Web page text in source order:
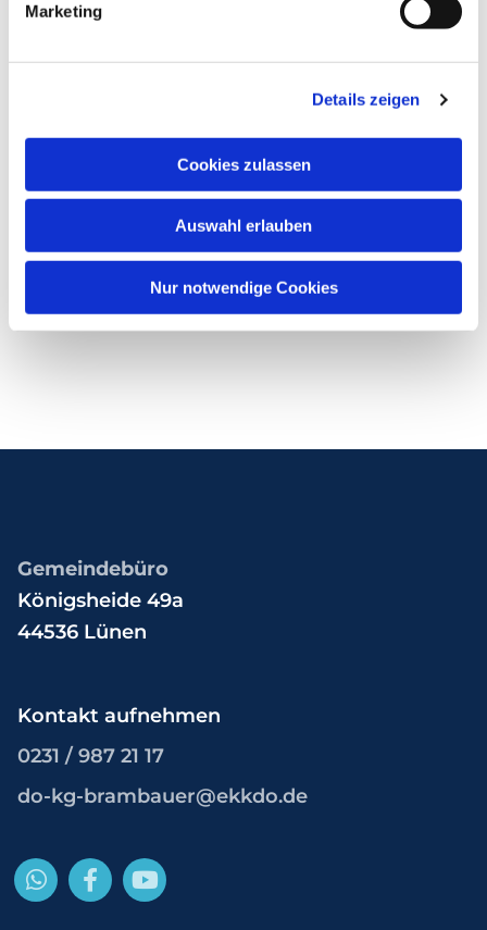
Marketing
Details zeigen
Cookies zulassen
Auswahl erlauben
Nur notwendige Cookies
Gemeindebüro
Königsheide 49a
44536 Lünen
Kontakt aufnehmen
0231 / 987 21 17
do-kg-brambauer@ekkdo.de